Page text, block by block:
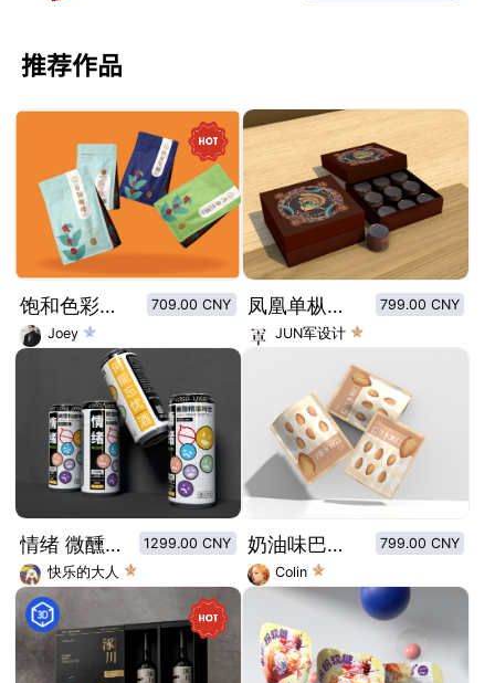
推荐作品
饱和色彩简约插图咖啡豆包装
709.00 CNY
Joey
凤凰单枞茶精品小罐装
799.00 CNY
JUN军设计
情绪 微醺啤酒罐包装设计
1299.00 CNY
快乐的大人
奶油味巴旦木坚果仁包装
799.00 CNY
Colin